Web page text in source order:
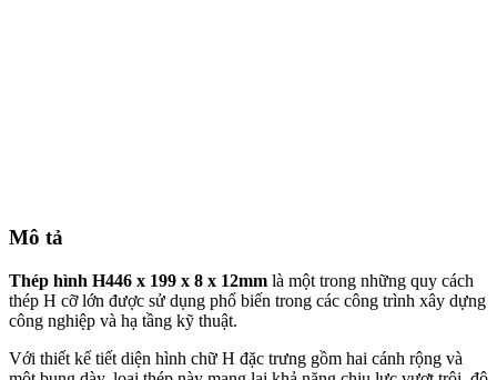
Mô tả
Thép hình H446 x 199 x 8 x 12mm là một trong những quy cách
thép H cỡ lớn được sử dụng phổ biến trong các công trình xây dựng
công nghiệp và hạ tầng kỹ thuật.
Với thiết kế tiết diện hình chữ H đặc trưng gồm hai cánh rộng và